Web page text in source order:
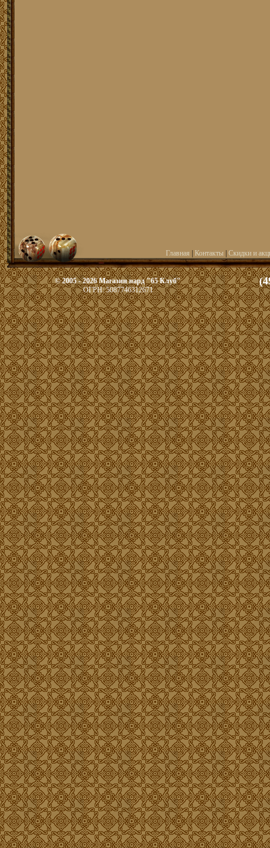
Главная Контакты| Скидки и
© 2005 - 2026 Магазин нард "65 Клуб"
ОГРН: 5087746312671